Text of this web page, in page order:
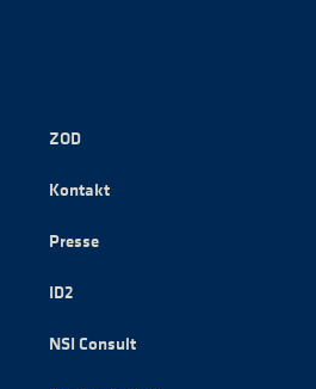
ZOD
Kontakt
Presse
ID2
NSI Consult